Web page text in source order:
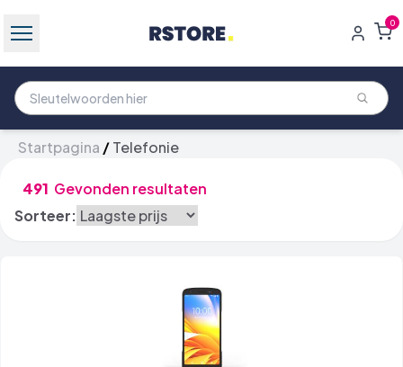
0
Startpagina /Telefonie
491 Gevonden resultaten
Sorteer: